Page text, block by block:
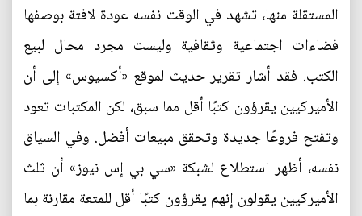
المستقلة منها، تشهد في الوقت نفسه عودة لافتة بوصفها
فضاءات اجتماعية وثقافية وليست مجرد محال لبيع
الكتب. فقد أشار تقرير حديث لموقع «أكسيوس» إلى أن
الأميركيين يقرؤون كتبًا أقل مما سبق، لكن المكتبات تعود
وتفتح فروعًا جديدة وتحقق مبيعات أفضل. وفي السياق
نفسه، أظهر استطلاع لشبكة «سي بي إس نيوز» أن ثلث
الأميركيين يقولون إنهم يقرؤون كتبًا أقل للمتعة مقارنة بما